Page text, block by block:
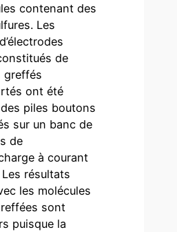
contenant des
Les
de
greffés
ont été
piles boutons
sur un banc de
de
à courant
résultats
les molécules
sont
puisque la